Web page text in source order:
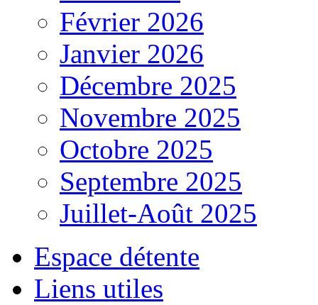
Février 2026
Janvier 2026
Décembre 2025
Novembre 2025
Octobre 2025
Septembre 2025
Juillet-Août 2025
Espace détente
Liens utiles